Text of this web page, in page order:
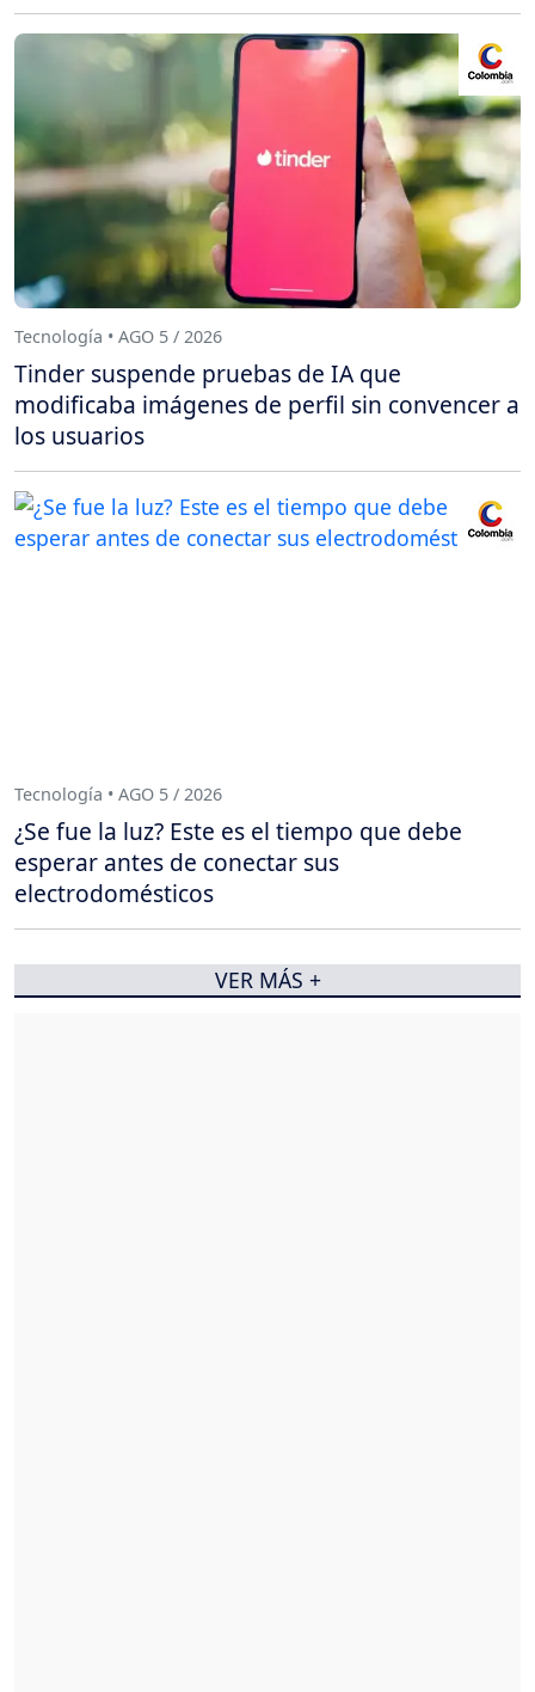
Tecnología • AGO 5 / 2026
Tinder suspende pruebas de IA que
modificaba imágenes de perfil sin convencer a
los usuarios
Tecnología • AGO 5 / 2026
¿Se fue la luz? Este es el tiempo que debe
esperar antes de conectar sus
electrodomésticos
VER MÁS +